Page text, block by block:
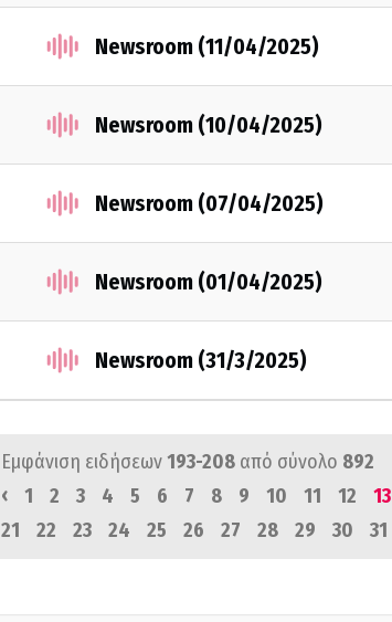
Newsroom (11/04/2025)
Newsroom (10/04/2025)
Newsroom (07/04/2025)
Newsroom (01/04/2025)
Newsroom (31/3/2025)
Εμφάνιση ειδήσεων193-208 από σύνολο 892
‹
1 2 3 4 5 6 7 8 9 10 11 12 13
21
22 23 24 25 26 27 28 29 30 31